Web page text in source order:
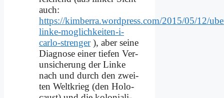
auch:
https://kimberra.wordpress.com/2015/05/12/
linke-moglichkeiten-i-
carlo-strenger), aber sei­ne
Dia­gno­se ei­ner tie­fen Ver­
un­si­che­rung der Lin­ke
nach und durch den zwei­
ten Welt­krieg (den Ho­lo­